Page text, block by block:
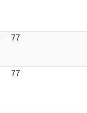
77
77